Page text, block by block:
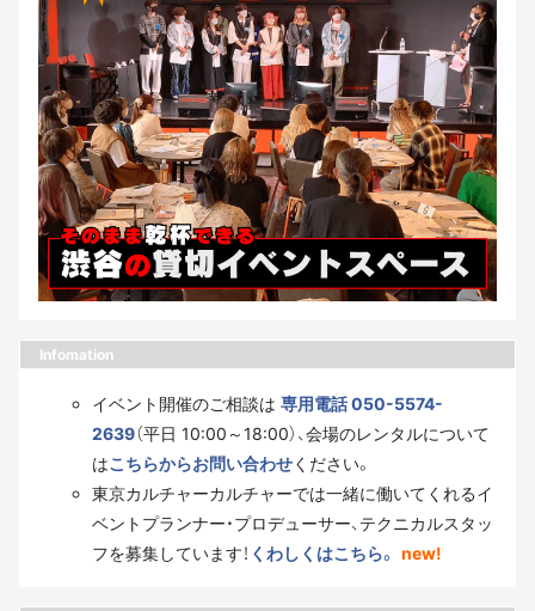
Infomation
イベント開催のご相談は 専用電話 050-5574-
2639（平日 10:00～18:00）、会場のレンタルについて
はこちらからお問い合わせください。
東京カルチャーカルチャーでは一緒に働いてくれるイ
ベントプランナー・プロデューサー、テクニカルスタッ
フを募集しています！ くわしくはこちら。 new!